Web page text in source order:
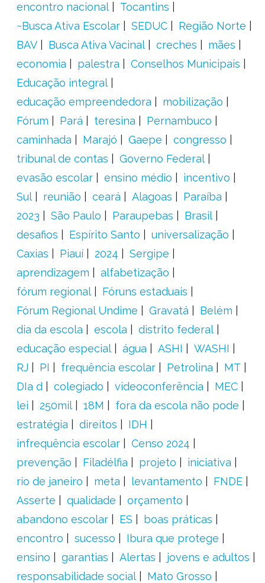
encontro nacional
Tocantins
~Busca Ativa Escolar
SEDUC
Região Norte
BAV
Busca Ativa Vacinal creches
mães
economia
palestra
Conselhos Municipais
Educação integral
educação empreendedora
mobilização
Fórum
Pará teresina
Pernambuco
caminhada
Marajó Gaepe
congresso
tribunal de contas
Governo Federal
evasão escolar
ensino médio
incentivo
Sul
reunião ceará Alagoas
Paraíba
2023
São Paulo Paraupebas
Brasil
desafios
Espírito Santo
universalização
Caxias
Piauí 2024
Sergipe
aprendizagem
alfabetização
fórum regional
Fóruns estaduais
Fórum Regional Undime
Gravatá
Belém
dia da escola
escola
distrito federal
educação especial
água ASHI
WASHI
RJ
PI frequência escolar Petrolina
MT
DIa d
colegiado videoconferência
MEC
lei
250mil 18M
fora da escola não pode
estratégia
direitos
IDH
infrequência escolar
Censo 2024
prevenção
Filadélfia projeto
iniciativa
rio de janeiro
meta levantamento
FNDE
Asserte
qualidade
orçamento
abandono escolar
ES
boas práticas
encontro
sucesso
Ibura que protege
ensino
garantias Alertas
jovens e adultos
responsabilidade social
Mato Grosso